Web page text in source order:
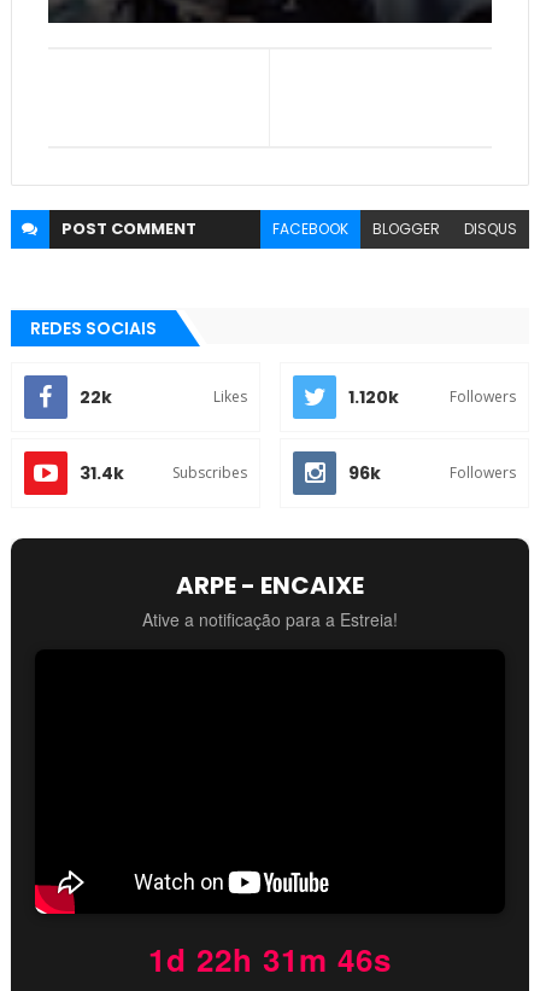
POST COMMENT FACEBOOK BLOGGER DISQUS
REDES SOCIAIS
22k Likes 1.120k Followers
31.4k Subscribes 96k Followers
ARPE - ENCAIXE
Ative a notificação para a Estreia!
1d 22h 31m 45s